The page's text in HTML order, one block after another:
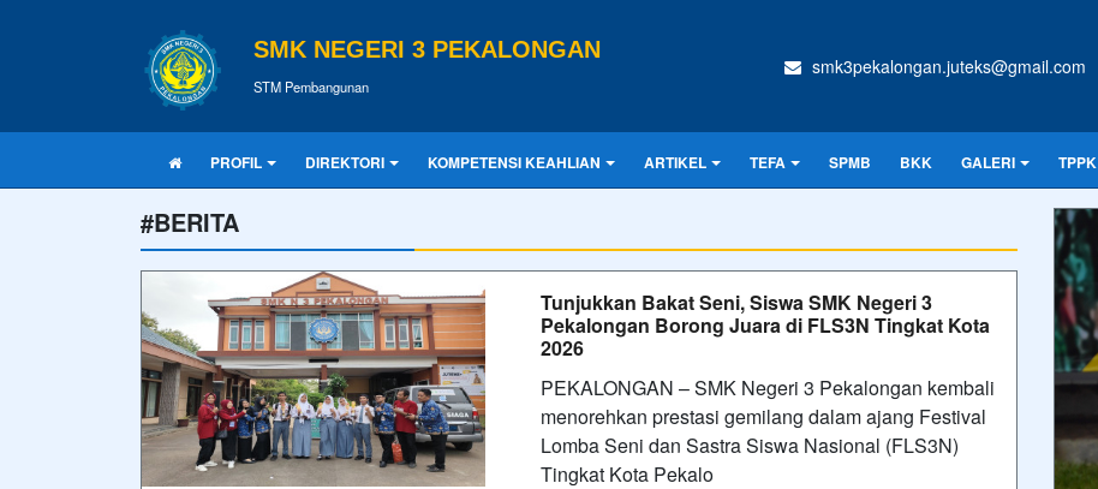
SMK NEGERI 3 PEKALONGAN
STM Pembangunan
smk3pekalongan.juteks@gmail.com
PROFIL DIREKTORI KOMPETENSI KEAHLIAN ARTIKEL TEFA SPMB BKK GALERI TPPK
#BERITA
Tunjukkan Bakat Seni, Siswa SMK Negeri 3
Pekalongan Borong Juara di FLS3N Tingkat Kota
2026
PEKALONGAN – SMK Negeri 3 Pekalongan kembali
menorehkan prestasi gemilang dalam ajang Festival
Lomba Seni dan Sastra Siswa Nasional (FLS3N)
Tingkat Kota Pekalo